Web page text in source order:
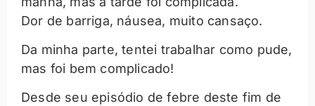
Dor de barriga, náusea, muito cansaço.
Da minha parte, tentei trabalhar como pude,
mas foi bem complicado!
Desde seu episódio de febre deste fim de